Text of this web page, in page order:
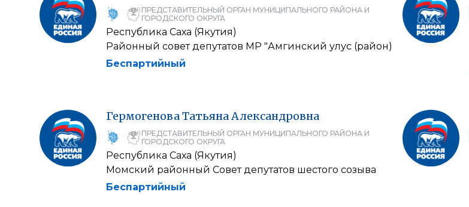
ПРЕДСТАВИТЕЛЬНЫЙ ОРГАН МУНИЦИПАЛЬНОГО РАЙОНА И
ГОРОДСКОГО ОКРУГА
Республика Саха (Якутия)
Районный совет депутатов МР "Амгинский улус (район)
Беспартийный
ГермогеноваТатьянаАлександровна
ПРЕДСТАВИТЕЛЬНЫЙ ОРГАН МУНИЦИПАЛЬНОГО РАЙОНА И
ГОРОДСКОГО ОКРУГА
Республика Саха (Якутия)
Момский районный Совет депутатов шестого созыва
Беспартийный